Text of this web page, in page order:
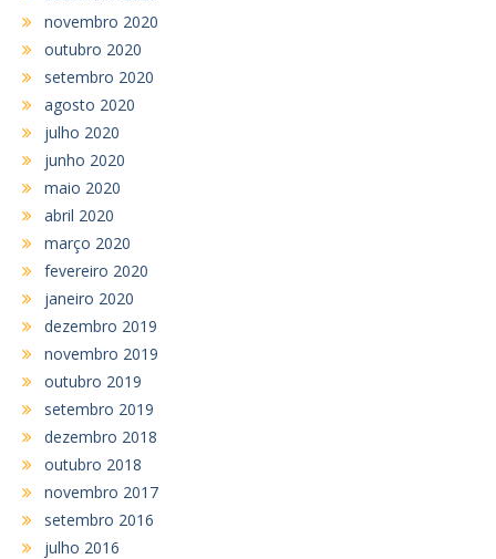
novembro 2020
outubro 2020
setembro 2020
agosto 2020
julho 2020
junho 2020
maio 2020
abril 2020
março 2020
fevereiro 2020
janeiro 2020
dezembro 2019
novembro 2019
outubro 2019
setembro 2019
dezembro 2018
outubro 2018
novembro 2017
setembro 2016
julho 2016